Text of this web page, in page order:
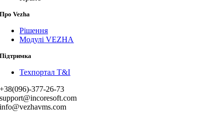
Про Vezha
Рішення
Модулі VEZHA
Підтримка
Техпортал T&I
+38(096)-377-26-73
support@incoresoft.com
info@vezhavms.com